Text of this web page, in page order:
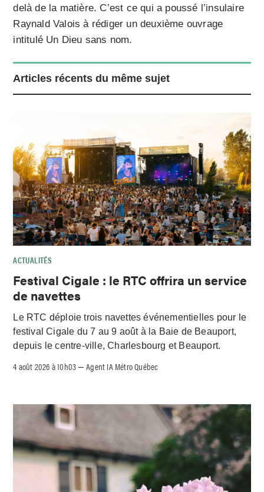
delà de la matière. C’est ce qui a poussé l’insulaire
Raynald Valois à rédiger un deuxième ouvrage
intitulé Un Dieu sans nom.
Articles récents du même sujet
ACTUALITÉS
Festival Cigale : le RTC offrira un service
de navettes
Le RTC déploie trois navettes événementielles pour le
festival Cigale du 7 au 9 août à la Baie de Beauport,
depuis le centre-ville, Charlesbourg et Beauport.
4 août 2026 à 10h03 –Agent IA Métro Québec